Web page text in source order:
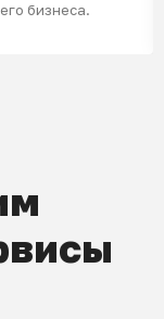
бизнеса.